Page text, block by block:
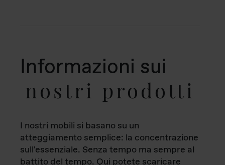
Informazioni sui
nostri prodotti
I nostri mobili si basano su un
atteggiamento semplice: la concentrazione
sull'essenziale. Senza tempo ma sempre al
battito del tempo. Qui potete scaricare